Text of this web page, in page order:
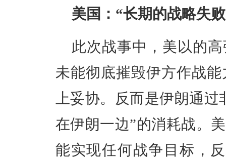
美国：“长期的战略失
此次战事中，美以的
未能彻底摧毁伊方作战
上妥协。反而是伊朗通
在伊朗一边”的消耗战。
能实现任何战争目标，